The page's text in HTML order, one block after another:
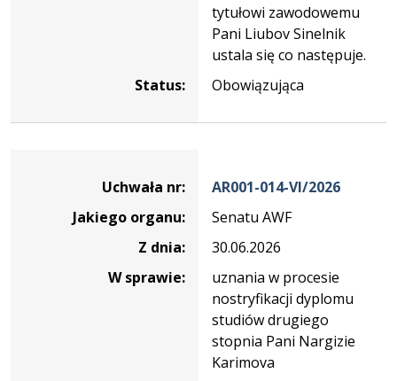
tytułowi zawodowemu
Pani Liubov Sinelnik
ustala się co następuje.
Status:
Obowiązująca
Uchwała nr:
AR001-014-VI/2026
Jakiego organu:
Senatu AWF
Z dnia:
30.06.2026
W sprawie:
uznania w procesie
nostryfikacji dyplomu
studiów drugiego
stopnia Pani Nargizie
Karimova